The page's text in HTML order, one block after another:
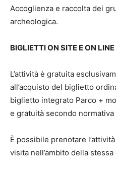
Accoglienza e raccolta dei
archeologica.
BIGLIETTI ON SITE E ON LINE
L’attività è gratuita
all’acquisto del biglietto
biglietto integrato Parco +
e gratuità secondo normativa
È possibile prenotare
visita nell’ambito della stessa